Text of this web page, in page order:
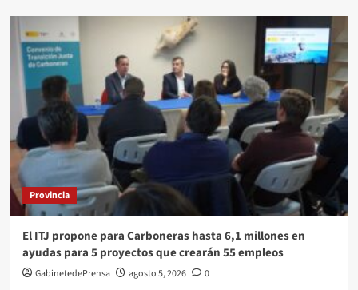
Provincia
El ITJ propone para Carboneras hasta 6,1 millones en
ayudas para 5 proyectos que crearán 55 empleos
GabinetedePrensa agosto 5, 2026 0